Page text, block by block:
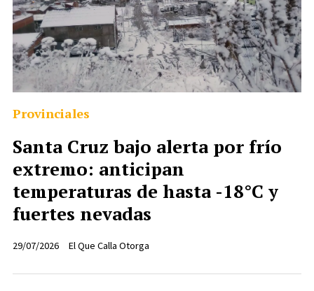
Santa Cruz bajo alerta por frío
extremo: anticipan
temperaturas de hasta -18°C y
fuertes nevadas
El Que Calla Otorga
Provinciales
29/07/2026